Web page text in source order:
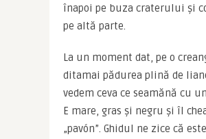
înapoi pe buza craterului şi
pe altă parte.
La un moment dat, pe o
ditamai pădurea plină de
vedem ceva ce seamănă cu
E mare, gras şi negru şi îl
„pavón”. Ghidul ne zice că